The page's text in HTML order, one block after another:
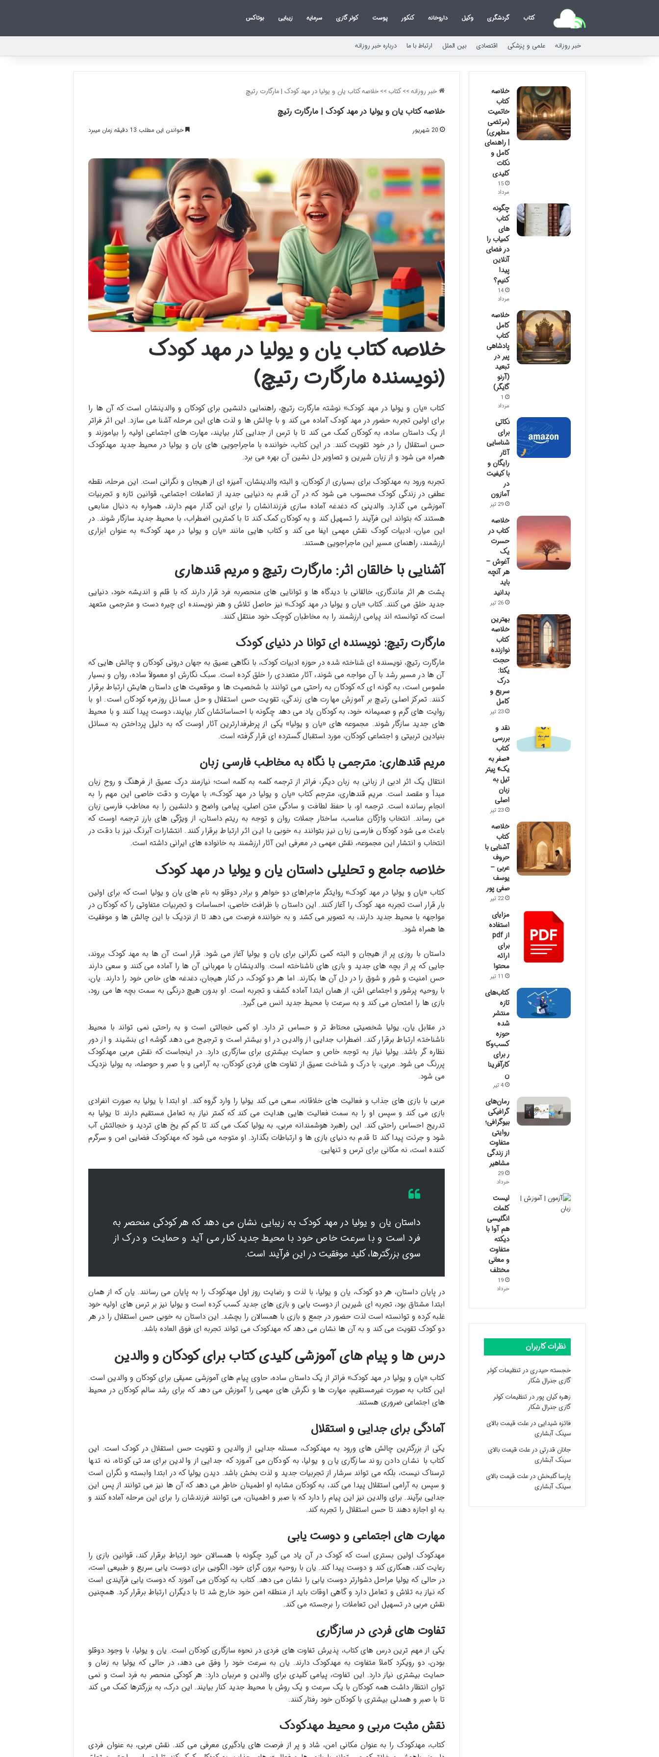
کتاب گردشگری وکیل داروخانه کنکور پوست کولر گازی سرمایه زیبایی بوتاکس
خبر روزانه علمی و پزشکی اقتصادی بین الملل ارتباط با ما درباره خبر روزانه
خبر روزانه>> کتاب >> خلاصه کتاب یان و یولیا در مهد کودک | مارگارت رتیچ
خلاصه کتاب یان و یولیا در مهد کودک | مارگارت رتیچ
20 شهریور خواندن این مطلب 13 دقیقه زمان میبرد
خلاصه کتاب یان و یولیا در مهد کودک
(نویسنده مارگارت رتیچ)
کتاب «یان و یولیا در مهد کودک» نوشته مارگارت رتیچ، راهنمایی دلنشین برای کودکان و والدینشان است که آن ها را
برای اولین تجربه حضور در مهد کودک آماده می کند و با چالش ها و لذت های این مرحله آشنا می سازد. این اثر فراتر
از یک داستان ساده، به کودکان کمک می کند تا با ترس از جدایی کنار بیایند، مهارت های اجتماعی اولیه را بیاموزند و
حس استقلال را در خود تقویت کنند. در این کتاب، خواننده با ماجراجویی های یان و یولیا در محیط جدید مهدکودک
همراه می شود و از زبان شیرین و تصاویر دل نشین آن بهره می برد.
تجربه ورود به مهدکودک برای بسیاری از کودکان، و البته والدینشان، آمیزه ای از هیجان و نگرانی است. این مرحله، نقطه
عطفی در زندگی کودک محسوب می شود که در آن قدم به دنیایی جدید از تعاملات اجتماعی، قوانین تازه و تجربیات
آموزشی می گذارد. والدینی که دغدغه آماده سازی فرزندانشان را برای این گذار مهم دارند، همواره به دنبال منابعی
هستند که بتواند این فرآیند را تسهیل کند و به کودکان کمک کند تا با کمترین اضطراب، با محیط جدید سازگار شوند. در
این میان، ادبیات کودک نقش مهمی ایفا می کند و کتاب هایی مانند «یان و یولیا در مهد کودک» به عنوان ابزاری
ارزشمند، راهنمای مسیر این ماجراجویی هستند.
آشنایی با خالقان اثر: مارگارت رتیچ و مریم قندهاری
پشت هر اثر ماندگاری، خالقانی با دیدگاه ها و توانایی های منحصربه فرد قرار دارند که با قلم و اندیشه خود، دنیایی
جدید خلق می کنند. کتاب «یان و یولیا در مهد کودک» نیز حاصل تلاش و هنر نویسنده ای چیره دست و مترجمی متعهد
است که توانسته اند پیامی ارزشمند را به مخاطبان کوچک خود منتقل کنند.
مارگارت رتیچ: نویسنده ای توانا در دنیای کودک
مارگارت رتیچ، نویسنده ای شناخته شده در حوزه ادبیات کودک، با نگاهی عمیق به جهان درونی کودکان و چالش هایی که
آن ها در مسیر رشد با آن مواجه می شوند، آثار متعددی را خلق کرده است. سبک نگارش او معمولاً ساده، روان و بسیار
ملموس است، به گونه ای که کودکان به راحتی می توانند با شخصیت ها و موقعیت های داستان هایش ارتباط برقرار
کنند. تمرکز اصلی رتیچ بر آموزش مهارت های زندگی، تقویت حس استقلال و حل مسائل روزمره کودکان است. او با
روایت های گرم و صمیمانه خود، به کودکان یاد می دهد چگونه با احساساتشان کنار بیایند، دوست پیدا کنند و با محیط
های جدید سازگار شوند. مجموعه های «یان و یولیا» یکی از پرطرفدارترین آثار اوست که به دلیل پرداختن به مسائل
بنیادین تربیتی و اجتماعی کودکان، مورد استقبال گسترده ای قرار گرفته است.
مریم قندهاری: مترجمی با نگاه به مخاطب فارسی زبان
انتقال یک اثر ادبی از زبانی به زبان دیگر، فراتر از ترجمه کلمه به کلمه است؛ نیازمند درک عمیق از فرهنگ و روح زبان
مبدأ و مقصد است. مریم قندهاری، مترجم کتاب «یان و یولیا در مهد کودک»، با مهارت و دقت خاصی این مهم را به
انجام رسانده است. ترجمه او، با حفظ لطافت و سادگی متن اصلی، پیامی واضح و دلنشین را به مخاطب فارسی زبان
می رساند. انتخاب واژگان مناسب، ساختار جملات روان و توجه به ریتم داستان، از ویژگی های بارز ترجمه اوست که
باعث می شود کودکان فارسی زبان نیز بتوانند به خوبی با این اثر ارتباط برقرار کنند. انتشارات آبرنگ نیز با دقت در
انتخاب و انتشار این مجموعه، نقش مهمی در معرفی این آثار ارزشمند به خانواده های ایرانی داشته است.
خلاصه جامع و تحلیلی داستان یان و یولیا در مهد کودک
کتاب «یان و یولیا در مهد کودک» روایتگر ماجراهای دو خواهر و برادر دوقلو به نام های یان و یولیا است که برای اولین
بار قرار است تجربه مهد کودک را آغاز کنند. این داستان با ظرافت خاصی، احساسات و تجربیات متفاوتی را که کودکان در
مواجهه با محیط جدید دارند، به تصویر می کشد و به خواننده فرصت می دهد تا از نزدیک با این چالش ها و موفقیت
ها همراه شود.
داستان با روزی پر از هیجان و البته کمی نگرانی برای یان و یولیا آغاز می شود. قرار است آن ها به مهد کودک بروند،
جایی که پر از بچه های جدید و بازی های ناشناخته است. والدینشان با مهربانی آن ها را آماده می کنند و سعی دارند
حس امنیت و شور و شوق را در دل آن ها بکارند. اما هر دو کودک، در کنار هیجان، دغدغه های خاص خود را دارند. یان،
با روحیه پرشور و اجتماعی اش، از همان ابتدا آماده کشف و تجربه است. او بدون هیچ درنگی به سمت بچه ها می رود،
بازی ها را امتحان می کند و به سرعت با محیط جدید انس می گیرد.
در مقابل یان، یولیا شخصیتی محتاط تر و حساس تر دارد. او کمی خجالتی است و به راحتی نمی تواند با محیط
ناشناخته ارتباط برقرار کند. اضطراب جدایی از والدین در او بیشتر است و ترجیح می دهد گوشه ای بنشیند و از دور
نظاره گر باشد. یولیا نیاز به توجه خاص و حمایت بیشتری برای سازگاری دارد. در اینجاست که نقش مربی مهدکودک
پررنگ می شود. مربی، با درک و شناخت عمیق از تفاوت های فردی کودکان، به آرامی و با صبر و حوصله، به یولیا نزدیک
می شود.
مربی با بازی های جذاب و فعالیت های خلاقانه، سعی می کند یولیا را وارد گروه کند. او ابتدا با یولیا به صورت انفرادی
بازی می کند و سپس او را به سمت فعالیت هایی هدایت می کند که کمتر نیاز به تعامل مستقیم دارند تا یولیا به
تدریج احساس راحتی کند. این راهبرد هوشمندانه مربی، به یولیا کمک می کند تا کم کم یخ های تردید و خجالتش آب
شود و جرئت پیدا کند تا قدم به دنیای بازی ها و ارتباطات بگذارد. او متوجه می شود که مهدکودک فضایی امن و سرگرم
کننده است، نه مکانی برای ترس و تنهایی.
داستان یان و یولیا در مهد کودک به زیبایی نشان می دهد که هر کودکی منحصر به
فرد است و با سرعت خاص خود با محیط جدید کنار می آید و حمایت و درک از
سوی بزرگترها، کلید موفقیت در این فرآیند است.
در پایان داستان، هر دو کودک، یان و یولیا، با لذت و رضایت روز اول مهدکودک را به پایان می رسانند. یان که از همان
ابتدا مشتاق بود، تجربه ای شیرین از دوست یابی و بازی های جدید کسب کرده است و یولیا نیز بر ترس های اولیه خود
غلبه کرده و توانسته است لذت حضور در جمع و بازی با همسالان را بچشد. این داستان به خوبی حس استقلال را در هر
دو کودک تقویت می کند و به آن ها نشان می دهد که مهدکودک می تواند تجربه ای فوق العاده باشد.
درس ها و پیام های آموزشی کلیدی کتاب برای کودکان و والدین
کتاب «یان و یولیا در مهد کودک» فراتر از یک داستان ساده، حاوی پیام های آموزشی عمیقی برای کودکان و والدین است.
این کتاب به صورت غیرمستقیم، مهارت ها و نگرش های مهمی را آموزش می دهد که برای رشد سالم کودکان در محیط
های اجتماعی ضروری هستند.
آمادگی برای جدایی و استقلال
یکی از بزرگترین چالش های ورود به مهدکودک، مسئله جدایی از والدین و تقویت حس استقلال در کودک است. این
کتاب با نشان دادن روند سازگاری یان و یولیا، به کودکان می آموزد که جدایی از والدین برای مدتی کوتاه، نه تنها
ترسناک نیست، بلکه می تواند سرشار از تجربیات جدید و لذت بخش باشد. دیدن یولیا که در ابتدا وابسته و نگران است
و سپس به آرامی استقلال پیدا می کند، به کودکان مشابه او اطمینان خاطر می دهد که آن ها نیز می توانند از پس این
جدایی برآیند. برای والدین نیز این پیام را دارد که با صبر و اطمینان، می توانند فرزندشان را برای این مرحله آماده کنند و
به او اجازه دهند تا حس استقلال را تجربه کند.
مهارت های اجتماعی و دوست یابی
مهدکودک اولین بستری است که کودک در آن یاد می گیرد چگونه با همسالان خود ارتباط برقرار کند، قوانین بازی را
رعایت کند، همکاری کند و دوست پیدا کند. یان با روحیه برون گرای خود، الگویی برای دوست یابی سریع و طبیعی است،
در حالی که یولیا مراحل دشوارتر دوست یابی را نشان می دهد. کتاب به کودکان می آموزد که دوست یابی فرآیندی است
که نیاز به تلاش و تعامل دارد و گاهی اوقات باید از منطقه امن خود خارج شد تا با دیگران ارتباط برقرار کرد. همچنین
نقش مربی در تسهیل این تعاملات را برجسته می کند.
تفاوت های فردی در سازگاری
یکی از مهم ترین درس های کتاب، پذیرش تفاوت های فردی در نحوه سازگاری کودکان است. یان و یولیا، با وجود دوقلو
بودن، دو رویکرد کاملاً متفاوت به مهدکودک دارند. یان به سرعت خود را وفق می دهد، در حالی که یولیا به زمان و
حمایت بیشتری نیاز دارد. این تفاوت، پیامی کلیدی برای والدین و مربیان دارد: هر کودکی منحصر به فرد است و نمی
توان انتظار داشت همه کودکان با یک سرعت و یک روش با محیط جدید کنار بیایند. این درک، به بزرگترها کمک می کند
تا با صبر و همدلی بیشتری با کودکان خود رفتار کنند.
نقش مثبت مربی و محیط مهدکودک
کتاب، مهدکودک را به عنوان مکانی امن، شاد و پر از فرصت های یادگیری معرفی می کند. نقش مربی، به عنوان فردی
خلاصه
کتاب
خاتمیت
(مرتضی
مطهری)
| راهنمای
کامل و
نکات
کلیدی
15
مرداد
چگونه
کتاب
های
کمیاب را
در فضای
آنلاین
پیدا
کنیم؟
14
مرداد
خلاصه
کامل
کتاب
پادشاهی
پیر در
تبعید
(آرنو
گایگر)
1
مرداد
نکاتی
برای
شناسایی
آثار
رایگان و
با کیفیت
در
آمازون
29 تیر
خلاصه
کتاب در
حسرت
یک
آغوش –
هر آنچه
باید
بدانید
26 تیر
بهترین
خلاصه
کتاب
نوازنده
حجت
یکتا:
درک
سریع و
کامل
23 تیر
نقد و
بررسی
کتاب
«صفر به
یک» پیتر
تیل به
زبان
اصلی
23 تیر
خلاصه
کتاب
آشنایی با
حروف
عربی –
یوسف
صفی پور
22 تیر
مزایای
استفاده
از pdf
برای
ارائه
محتوا
11 تیر
کتاب‌های
تازه
منتشر
شده
حوزه
کسب‌وکا
ر برای
کارآفرینا
ن
4 تیر
رمان‌های
گرافیکی
بیوگرافی؛
روایتی
متفاوت
از زندگی
مشاهیر
29
خرداد
لیست
کلمات
انگلیسی
هم آوا با
دیکته
متفاوت
و معانی
مختلف
19
خرداد
نظرات کاربران
خجسته حیدریدرتنظیمات کولر
گازی جنرال شکار
زهره کیان پور درتنظیمات کولر
گازی جنرال شکار
فائزه شیداییدرعلت قیمت بالای
سینک آبشاری
جانان قدرتیدرعلت قیمت بالای
سینک آبشاری
پارسا گلبخش درعلت قیمت بالای
سینک آبشاری